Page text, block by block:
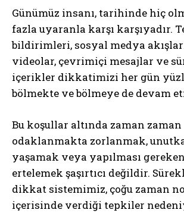
Günümüz insanı, tarihinde hiç
fazla uyaranla karşı karşıyadır.
bildirimleri, sosyal medya
videolar, çevrimiçi mesajlar ve
içerikler dikkatimizi her gün
bölmekte ve bölmeye de devam
Bu koşullar altında zaman zaman
odaklanmakta zorlanmak,
yaşamak veya yapılması
ertelemek şaşırtıcı değildir.
dikkat sistemimiz, çoğu zaman
içerisinde verdiği tepkiler